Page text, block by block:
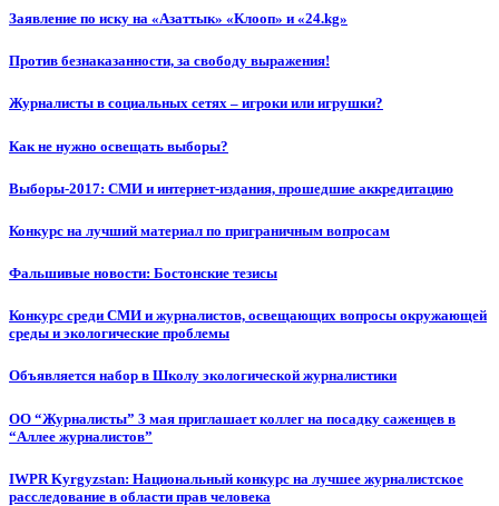
Заявление по иску на «Азаттык» «Клооп» и «24.kg»
Против безнаказанности, за свободу выражения!
Журналисты в социальных сетях – игроки или игрушки?
Как не нужно освещать выборы?
Выборы-2017: СМИ и интернет-издания, прошедшие аккредитацию
Конкурс на лучший материал по приграничным вопросам
Фальшивые новости: Бостонские тезисы
Конкурс среди СМИ и журналистов, освещающих вопросы окружающей
среды и экологические проблемы
Объявляется набор в Школу экологической журналистики
ОО “Журналисты” 3 мая приглашает коллег на посадку саженцев в
“Аллее журналистов”
IWPR Kyrgyzstan: Национальный конкурс на лучшее журналистское
расследование в области прав человека